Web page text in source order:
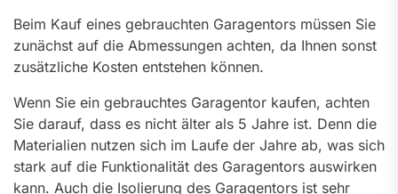
Beim Kauf eines gebrauchten Garagentors müssen Sie
zunächst auf die Abmessungen achten, da Ihnen sonst
zusätzliche Kosten entstehen können.
Wenn Sie ein gebrauchtes Garagentor kaufen, achten
Sie darauf, dass es nicht älter als 5 Jahre ist. Denn die
Materialien nutzen sich im Laufe der Jahre ab, was sich
stark auf die Funktionalität des Garagentors auswirken
kann. Auch die Isolierung des Garagentors ist sehr